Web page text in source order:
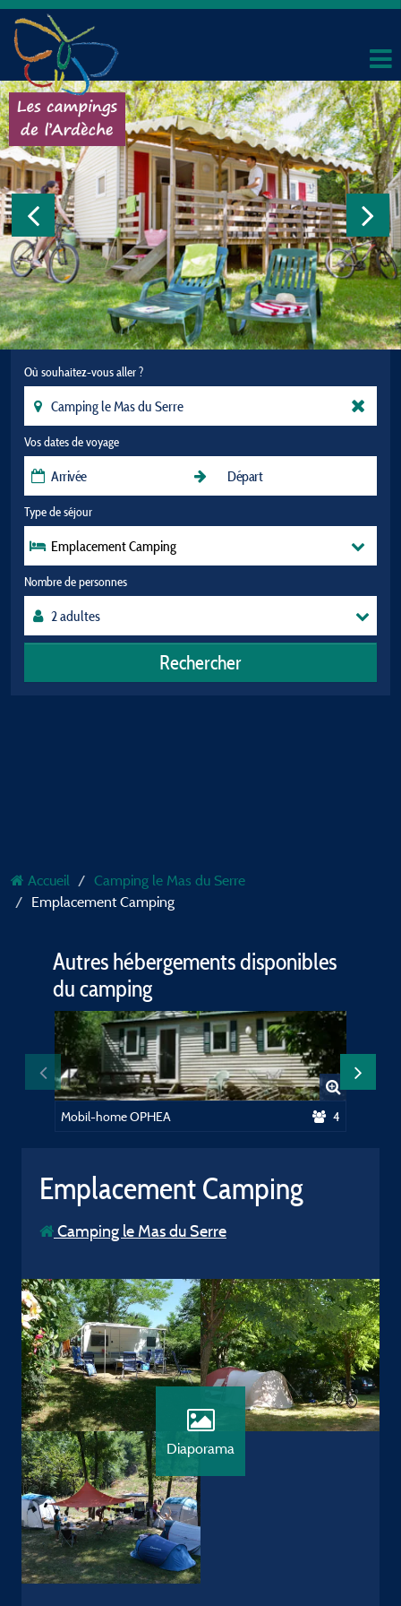
Où souhaitez-vous aller ?
Vos dates de voyage
Type de séjour
Emplacement Camping
Nombre de personnes
Rechercher
Accueil
Camping le Mas du Serre
Emplacement Camping
Autres hébergements disponibles
du camping
Mobil-home OPHEA 4
Emplacement Camping
Camping le Mas du Serre
Diaporama